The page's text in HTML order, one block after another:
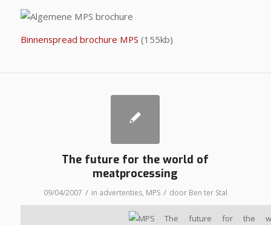
Binnenspread brochure MPS (155kb)
The future for the world of
meatprocessing
09/04/2007 / in advertenties, MPS / door Ben ter Stal